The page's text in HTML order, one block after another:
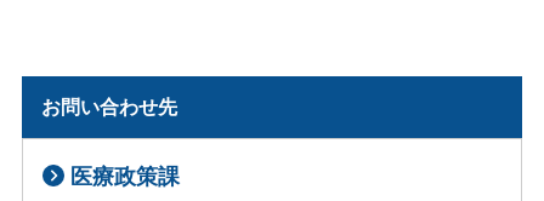
お問い合わせ先
医療政策課